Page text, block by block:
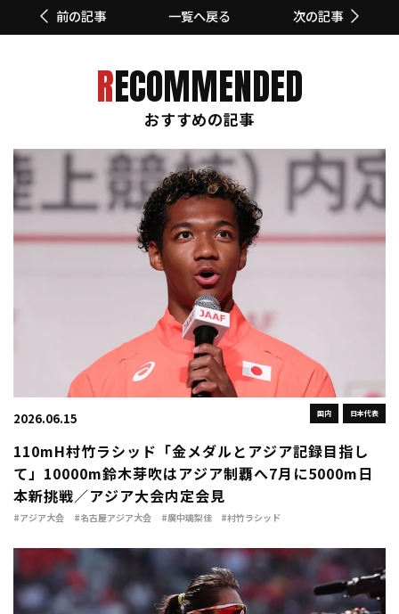
前の記事 一覧へ戻る 次の記事
RECOMMENDED
おすすめの記事
国内 日本代表
2026.06.15
110mH村竹ラシッド「金メダルとアジア記録目指し
て」10000m鈴木芽吹はアジア制覇へ7月に5000m日
本新挑戦／アジア大会内定会見
#アジア大会 #名古屋アジア大会 #廣中璃梨佳 #村竹ラシッド